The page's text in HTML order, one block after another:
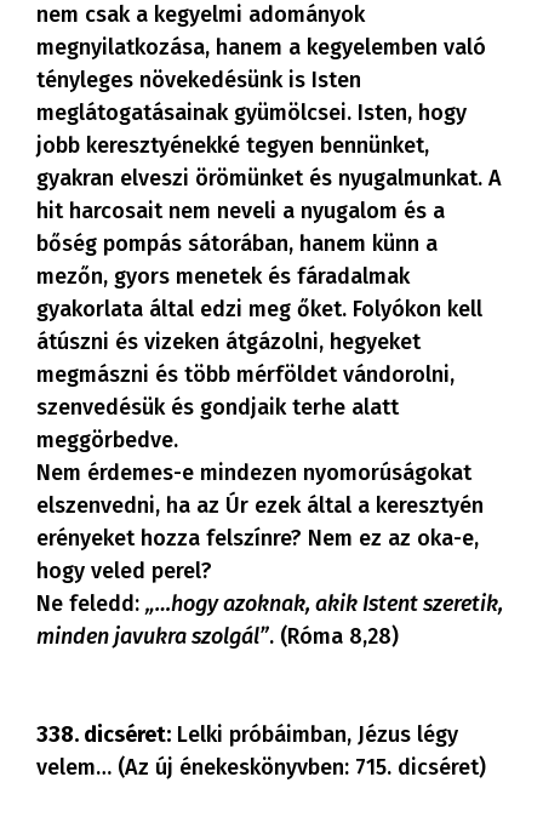
nem csak a kegyelmi adományok
megnyilatkozása, hanem a kegyelemben való
tényleges növekedésünk is Isten
meglátogatásainak gyümölcsei. Isten, hogy
jobb keresztyénekké tegyen bennünket,
gyakran elveszi örömünket és nyugalmunkat. A
hit harcosait nem neveli a nyugalom és a
bőség pompás sátorában, hanem künn a
mezőn, gyors menetek és fáradalmak
gyakorlata által edzi meg őket. Folyókon kell
átúszni és vizeken átgázolni, hegyeket
megmászni és több mérföldet vándorolni,
szenvedésük és gondjaik terhe alatt
meggörbedve.
Nem érdemes-e mindezen nyomorúságokat
elszenvedni, ha az Úr ezek által a keresztyén
erényeket hozza felszínre? Nem ez az oka-e,
hogy veled perel?
Ne feledd: „…hogy azoknak, akik Istent szeretik,
minden javukra szolgál”. (Róma 8,28)
338. dicséret: Lelki próbáimban, Jézus légy
velem… (Az új énekeskönyvben: 715. dicséret)